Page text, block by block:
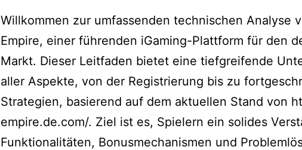
Willkommen zur umfassenden technischen Analyse
Empire, einer führenden iGaming-Plattform für den
Markt. Dieser Leitfaden bietet eine tiefgreifende
aller Aspekte, von der Registrierung bis zu
Strategien, basierend auf dem aktuellen Stand von
empire.de.com/. Ziel ist es, Spielern ein solides
Funktionalitäten, Bonusmechanismen und